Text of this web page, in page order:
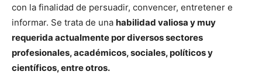
con la finalidad de persuadir, convencer, entretener e
informar. Se trata de una habilidad valiosa y muy
requerida actualmente por diversos sectores
profesionales, académicos, sociales, políticos y
científicos, entre otros.